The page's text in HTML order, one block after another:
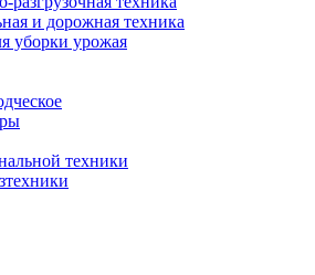
и дорожная техника
уборки урожая
техники